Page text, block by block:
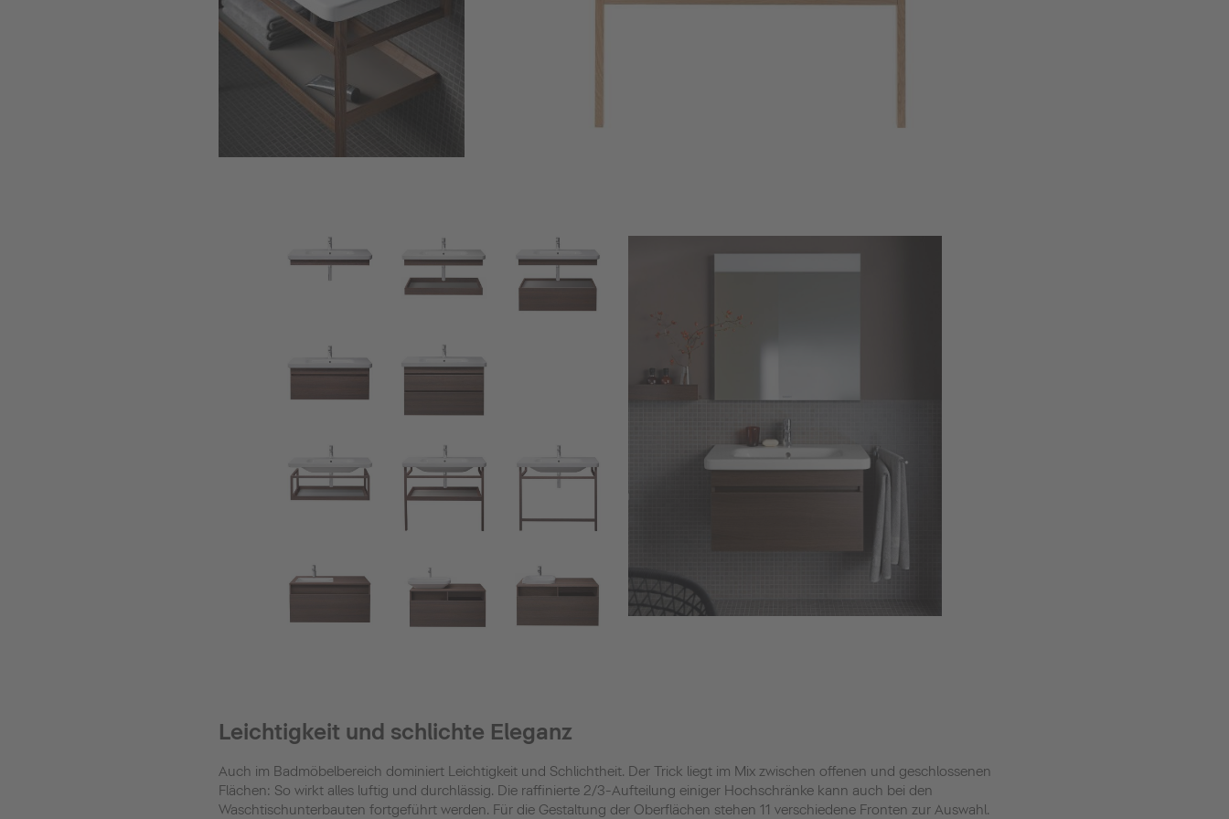
Leichtigkeit und schlichte Eleganz
Auch im Badmöbelbereich dominiert Leichtigkeit und Schlichtheit. Der Trick liegt im Mix zwischen offenen und geschlossenen
Flächen: So wirkt alles luftig und durchlässig. Die raffinierte 2/3-Aufteilung einiger Hochschränke kann auch bei den
Waschtischunterbauten fortgeführt werden. Für die Gestaltung der Oberflächen stehen 11 verschiedene Fronten zur Auswahl.